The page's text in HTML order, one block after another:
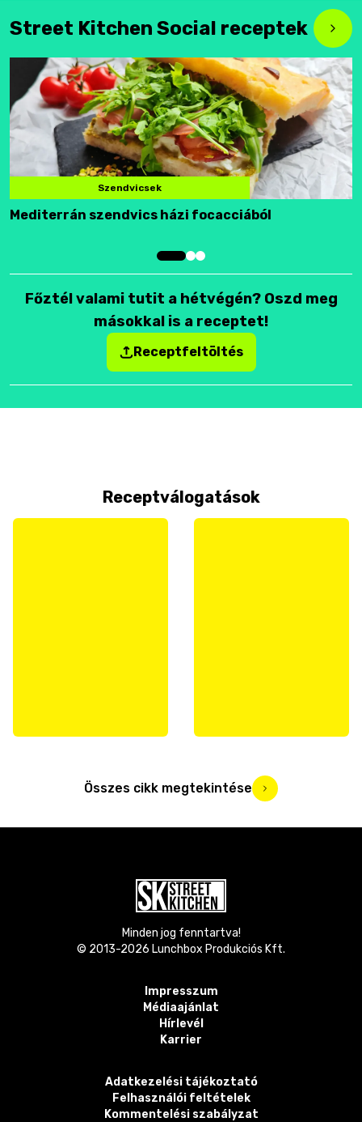
Street Kitchen Social receptek
Szendvicsek
Mediterrán szendvics házi focacciából
Főztél valami tutit a hétvégén? Oszd meg
másokkal is a receptet!
Receptfeltöltés
Receptválogatások
Összes cikk megtekintése
Minden jog fenntartva!
© 2013-2026 Lunchbox Produkciós Kft.
Impresszum
Médiaajánlat
Hírlevél
Karrier
Adatkezelési tájékoztató
Felhasználói feltételek
Kommentelési szabályzat